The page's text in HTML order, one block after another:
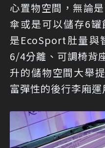
心置物空間，無論
傘或是可以儲存6
是EcoSport肚量與
6/4分離、可調椅背
升的儲物空間大舉
富彈性的後行李廂運